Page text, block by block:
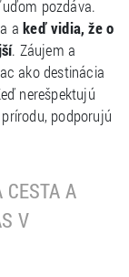
pozdáva.
akeď vidia, že o
. Záujem a
ako destinácia
nerešpektujú
podporujú
CESTA A
V